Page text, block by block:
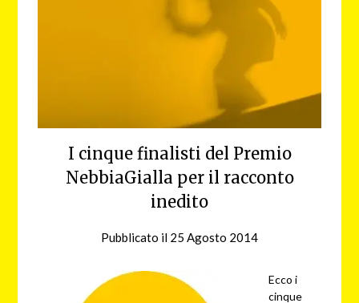
I cinque finalisti del Premio
NebbiaGialla per il racconto
inedito
Pubblicato il 25 Agosto 2014
Ecco i
cinque